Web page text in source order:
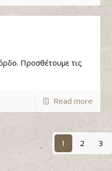
Προσθέτουμε τις
Read more
1 2 3